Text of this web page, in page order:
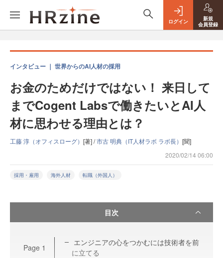
ログイン
新規
会員登録
インタビュー ｜ 世界からのAI人材の採用
お金のためだけではない！ 来日して
までCogent Labsで働きたいとAI人
材に思わせる理由とは？
工藤 淳（オフィスローグ） [著] /市古 明典（IT人材ラボ ラボ長） [聞]
2020/02/14 06:00
採用・雇用 海外人材 転職（外国人）
目次
Page 1
エンジニアの心をつかむには技術者を前
に立てる